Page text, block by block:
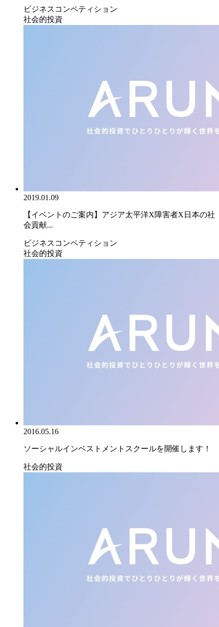
ビジネスコンペティション
社会的投資
2019.01.09
【イベントのご案内】アジア太平洋X障害者X日本の社
会貢献...
ビジネスコンペティション
社会的投資
2016.05.16
ソーシャルインベストメントスクールを開催します！
社会的投資